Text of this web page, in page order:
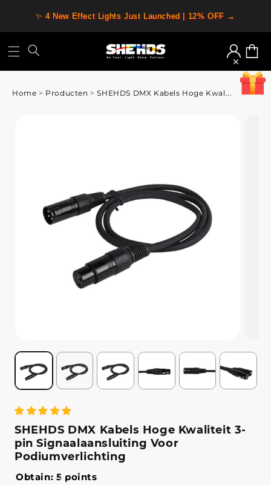
✨ 4 New Effect Lights Just Launched | 12% OFF →
Inloggen
Home > Producten >SHEHDS DMX Kabels Hoge Kwal...
SHEHDS DMX Kabels Hoge Kwaliteit 3-
pin Signaalaansluiting Voor
Podiumverlichting
Obtain: 5 points